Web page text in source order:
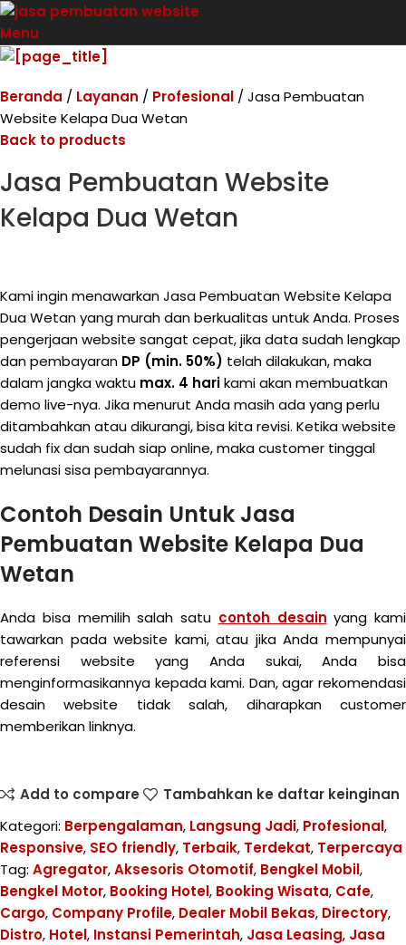
Menu
Beranda Layanan Profesional
Jasa Pembuatan
Website Kelapa Dua Wetan
Back to products
Jasa Pembuatan Website
Kelapa Dua Wetan
Kami ingin menawarkan Jasa Pembuatan Website Kelapa
Dua Wetan yang murah dan berkualitas untuk Anda. Proses
pengerjaan website sangat cepat, jika data sudah lengkap
dan pembayaran DP (min. 50%) telah dilakukan, maka
dalam jangka waktu max. 4 harikami akan membuatkan
demo live-nya. Jika menurut Anda masih ada yang perlu
ditambahkan atau dikurangi, bisa kita revisi. Ketika website
sudah fix dan sudah siap online, maka customer tinggal
melunasi sisa pembayarannya.
Contoh Desain Untuk Jasa
Pembuatan Website Kelapa Dua
Wetan
Anda bisa memilih salah satu contoh desain yang kami
tawarkan pada website kami, atau jika Anda mempunyai
referensi website yang Anda sukai, Anda bisa
menginformasikannya kepada kami. Dan, agar rekomendasi
desain website tidak salah, diharapkan customer
memberikan linknya.
Add to compare
Tambahkan ke daftar keinginan
Kategori: Berpengalaman, Langsung Jadi, Profesional,
Responsive, SEO friendly, Terbaik, Terdekat, Terpercaya
Tag: Agregator,Aksesoris Otomotif, Bengkel Mobil,
Bengkel Motor, Booking Hotel, Booking Wisata, Cafe,
Cargo, Company Profile, Dealer Mobil Bekas, Directory,
Distro, Hotel, Instansi Pemerintah, Jasa Leasing, Jasa